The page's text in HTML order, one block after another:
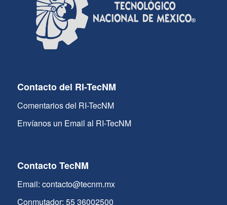
Contacto del RI-TecNM
Comentarios del RI-TecNM
Envíanos un Email al RI-TecNM
Contacto TecNM
Email: contacto@tecnm.mx
Conmutador: 55 36002500